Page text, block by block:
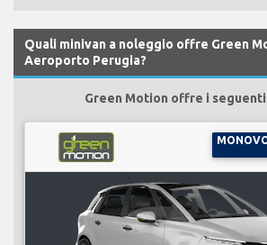
Quali minivan a noleggio offre Green
Aeroporto Perugia?
Green Motion offre i seguenti